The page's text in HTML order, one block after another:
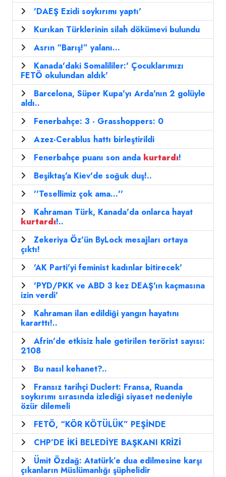
'DAEŞ Ezidi soykırımı yaptı'
Kurıkan Türklerinin silah dökümevi bulundu
Asrın “Barış!” yalanı…
Kanada'daki Somalililer:' Çocuklarımızı
FETÖ okulundan aldık'
Barcelona, Süper Kupa'yı Arda'nın 2 golüyle
aldı..
Fenerbahçe: 3 - Grasshoppers: 0
Azez-Cerablus hattı birleştirildi
Fenerbahçe puanı son anda kurtardı!
Beşiktaş'a Kiev'de soğuk duş!..
''Tesellimiz çok ama...''
Kahraman Türk, Kanada'da onlarca hayat
kurtardı!..
Zekeriya Öz'ün ByLock mesajları ortaya
çıktı!
'AK Parti'yi feminist kadınlar bitirecek'
'PYD/PKK ve ABD 3 kez DEAŞ'ın kaçmasına
izin verdi'
Kahraman ilan edildiği yangın hayatını
kararttı!..
Afrin'de etkisiz hale getirilen terörist sayısı:
2108
Bu nasıl kehanet?..
Fransız tarihçi Duclert: Fransa, Ruanda
soykırımı sırasında izlediği siyaset nedeniyle
özür dilemeli
FETÖ, “KÖR KÖTÜLÜK” PEŞİNDE
CHP’DE İKİ BELEDİYE BAŞKANI KRİZİ
Ümit Özdağ: Atatürk’e dua edilmesine karşı
çıkanların Müslümanlığı şüphelidir